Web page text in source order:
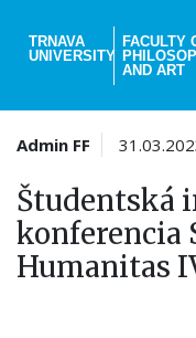
main
TRNAVA
UNIVERSITY
FACULTY
AND ART
Admin FF
Študentská
konferencia
Humanitas